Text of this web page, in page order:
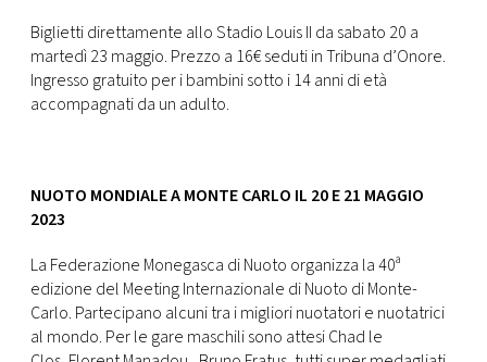
Biglietti direttamente allo Stadio Louis II da sabato 20 a
martedì 23 maggio. Prezzo a 16€ seduti in Tribuna d’Onore.
Ingresso gratuito per i bambini sotto i 14 anni di età
accompagnati da un adulto.
NUOTO MONDIALE A MONTE CARLO IL 20 E 21 MAGGIO
2023
La Federazione Monegasca di Nuoto organizza la 40ª
edizione del Meeting Internazionale di Nuoto di Monte-
Carlo. Partecipano alcuni tra i migliori nuotatori e nuotatrici
al mondo. Per le gare maschili sono attesi Chad le